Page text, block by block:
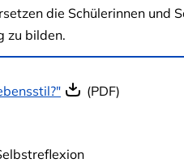
die Schülerinnen und
zu bilden.
(PDF)